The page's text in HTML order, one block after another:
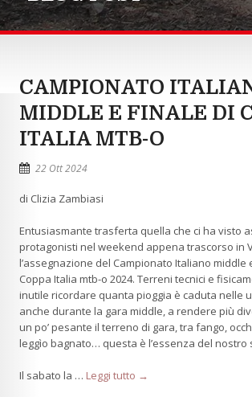
CAMPIONATO
MIDDLE E FINALE DI
ITALIA MTB-O
22 Ott 2024
di Clizia Zambiasi
Entusiasmante trasferta quella che ci ha visto
protagonisti nel weekend appena trascorso in
l’assegnazione del Campionato Italiano middle
Coppa Italia mtb-o 2024. Terreni tecnici e
inutile ricordare quanta pioggia è caduta nelle
anche durante la gara middle, a rendere più
un po’ pesante il terreno di gara, tra fango,
leggìo bagnato… questa è l’essenza del nostro
Il sabato la … Leggi tutto →